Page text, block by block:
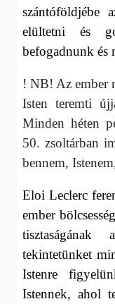
szántóföldjébe
elültetni és
befogadnunk és
! NB! Az ember
Isten teremti
Minden héten
50. zsoltárban
bennem,
Eloi Leclerc
ember
tekintetünket
Istenre
Istennek, ahol